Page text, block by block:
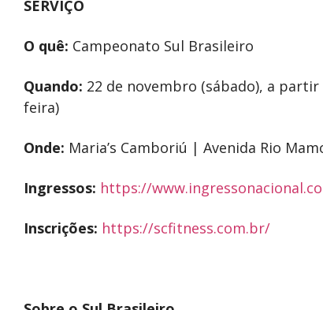
SERVIÇO
O quê: Campeonato Sul Brasileiro
Quando: 22 de novembro (sábado), a
feira)
Onde: Maria’s Camboriú | Avenida Rio
Ingressos: https://
Inscrições: https://scfitness.com.br/